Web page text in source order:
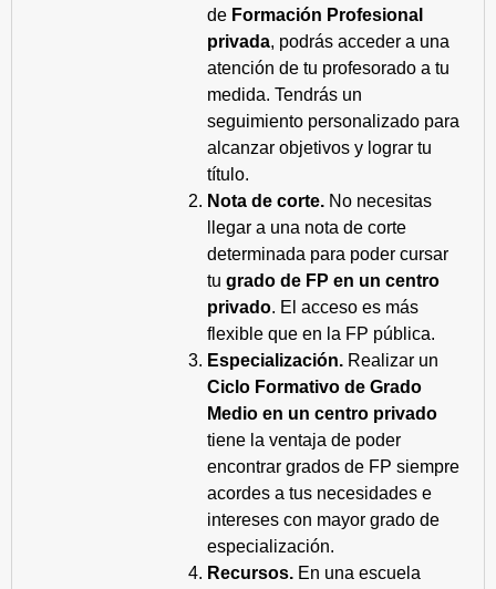
de Formación Profesional
privada, podrás acceder a una
atención de tu profesorado a tu
medida. Tendrás un
seguimiento personalizado para
alcanzar objetivos y lograr tu
título.
Nota de corte. No necesitas
llegar a una nota de corte
determinada para poder cursar
tu grado de FP en un centro
privado. El acceso es más
flexible que en la FP pública.
Especialización. Realizar un
Ciclo Formativo de Grado
Medio en un centro privado
tiene la ventaja de poder
encontrar grados de FP siempre
acordes a tus necesidades e
intereses con mayor grado de
especialización.
Recursos. En una escuela